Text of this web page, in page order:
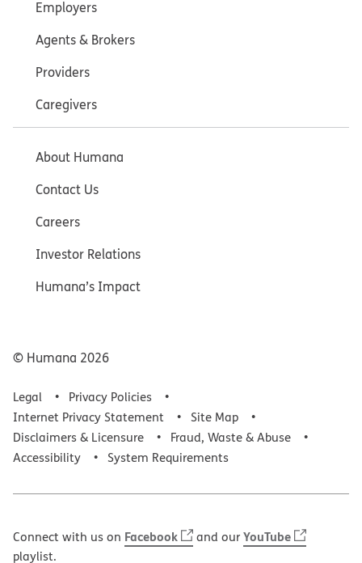
Employers
Agents & Brokers
Providers
Caregivers
About Humana
Contact Us
Careers
Investor Relations
Humana’s Impact
© Humana 2026
Legal
Privacy Policies
Internet Privacy Statement
Site Map
Disclaimers & Licensure
Fraud, Waste & Abuse
Accessibility
System Requirements
Connect with us on Facebook and ourYouTube
playlist.